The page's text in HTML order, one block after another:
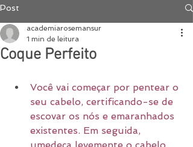
Post
Coque Perfeito
academiarosemansur
1 min de leitura
Você vai começar por pentear o
seu cabelo, certificando-se de
escovar os nós e emaranhados
existentes. Em seguida,